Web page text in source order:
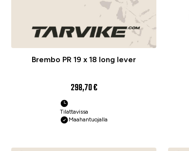
Brembo PR 19 x 18 long lever
298,70 €
Tilattavissa
Maahantuojalla